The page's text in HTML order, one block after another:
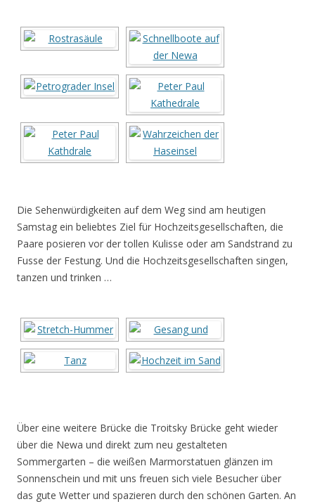
Die Sehenwürdigkeiten auf dem Weg sind am heutigen
Samstag ein beliebtes Ziel für Hochzeitsgesellschaften, die
Paare posieren vor der tollen Kulisse oder am Sandstrand zu
Fusse der Festung. Und die Hochzeitsgesellschaften singen,
tanzen und trinken …
Über eine weitere Brücke die Troitsky Brücke geht wieder
über die Newa und direkt zum neu gestalteten
Sommergarten – die weißen Marmorstatuen glänzen im
Sonnenschein und mit uns freuen sich viele Besucher über
das gute Wetter und spazieren durch den schönen Garten. An